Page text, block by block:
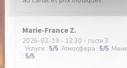
Marie-France Z
2026-02-19 - 12:30 - гости 3
Услуги : 5/5 Атмосфера : 5/5
: 5/5